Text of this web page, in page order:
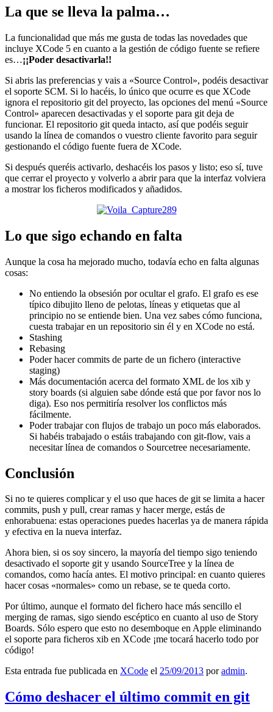
La que se lleva la palma…
La funcionalidad que más me gusta de todas las novedades que
incluye XCode 5 en cuanto a la gestión de código fuente se refiere
es…¡¡Poder desactivarla!!
Si abris las preferencias y vais a «Source Control», podéis desactivar
el soporte SCM. Si lo hacéis, lo único que ocurre es que XCode
ignora el repositorio git del proyecto, las opciones del menú «Source
Control» aparecen desactivadas y el soporte para git deja de
funcionar. El repositorio git queda intacto, así que podéis seguir
usando la línea de comandos o vuestro cliente favorito para seguir
gestionando el código fuente fuera de XCode.
Si después queréis activarlo, deshacéis los pasos y listo; eso sí, tuve
que cerrar el proyecto y volverlo a abrir para que la interfaz volviera
a mostrar los ficheros modificados y añadidos.
Lo que sigo echando en falta
Aunque la cosa ha mejorado mucho, todavía echo en falta algunas
cosas:
No entiendo la obsesión por ocultar el grafo. El grafo es ese
típico dibujito lleno de pelotas, líneas y etiquetas que al
principio no se entiende bien. Una vez sabes cómo funciona,
cuesta trabajar en un repositorio sin él y en XCode no está.
Stashing
Rebasing
Poder hacer commits de parte de un fichero (interactive
staging)
Más documentación acerca del formato XML de los xib y
story boards (si alguien sabe dónde está que por favor nos lo
diga). Eso nos permitiría resolver los conflictos más
fácilmente.
Poder trabajar con flujos de trabajo un poco más elaborados.
Si habéis trabajado o estáis trabajando con git-flow, vais a
necesitar línea de comandos o Sourcetree necesariamente.
Conclusión
Si no te quieres complicar y el uso que haces de git se limita a hacer
commits, push y pull, crear ramas y hacer merge, estás de
enhorabuena: estas operaciones puedes hacerlas ya de manera rápida
y efectiva en la nueva interfaz.
Ahora bien, si os soy sincero, la mayoría del tiempo sigo teniendo
desactivado el soporte git y usando SourceTree y la línea de
comandos, como hacía antes. El motivo principal: en cuanto quieres
hacer cosas «normales» como un rebase, se te queda corto.
Por último, aunque el formato del fichero hace más sencillo el
merging de ramas, sigo siendo escéptico en cuanto al uso de Story
Boards. Sólo espero que esto no desemboque en Apple eliminando
el soporte para ficheros xib en XCode ¡me tocará hacerlo todo por
código!
Esta entrada fue publicada en XCode el 25/09/2013 poradmin.
Cómo deshacer el último commit en git